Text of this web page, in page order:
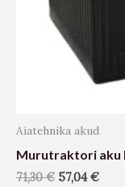
Aiatehnika akud
Murutraktori aku
71,30€ 57,04€